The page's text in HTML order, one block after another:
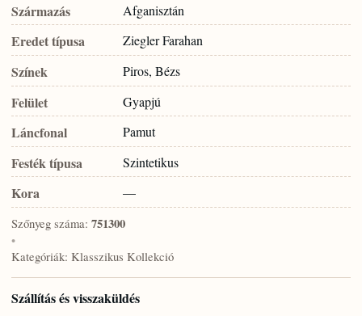
Származás Afganisztán
Eredet típusa Ziegler Farahan
Színek Piros, Bézs
Felület Gyapjú
Láncfonal Pamut
Festék típusa Szintetikus
Kora —
Szőnyeg száma: 751300
•
Kategóriák: Klasszikus Kollekció
Szállítás és visszaküldés